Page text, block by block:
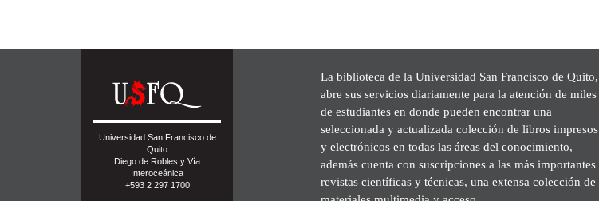
Universidad San Francisco de
Quito
Diego de Robles y Vía
Interoceánica
+593 2 297 1700
La biblioteca de la Universidad San Francisco de Quito,
abre sus servicios diariamente para la atención de miles
de estudiantes en donde pueden encontrar una
seleccionada y actualizada colección de libros impresos
y electrónicos en todas las áreas del conocimiento,
además cuenta con suscripciones a las más importantes
revistas científicas y técnicas, una extensa colección de